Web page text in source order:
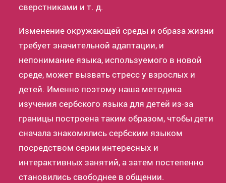
сверстниками и т. д.
Изменение окружающей среды и образа жизни
требует значительной адаптации, и
непонимание языка, используемого в новой
среде, может вызвать стресс у взрослых и
детей. Именно поэтому наша методика
изучения сербского языка для детей из-за
границы построена таким образом, чтобы дети
сначала знакомились сербским языком
посредством серии интересных и
интерактивных занятий, а затем постепенно
становились свободнее в общении.